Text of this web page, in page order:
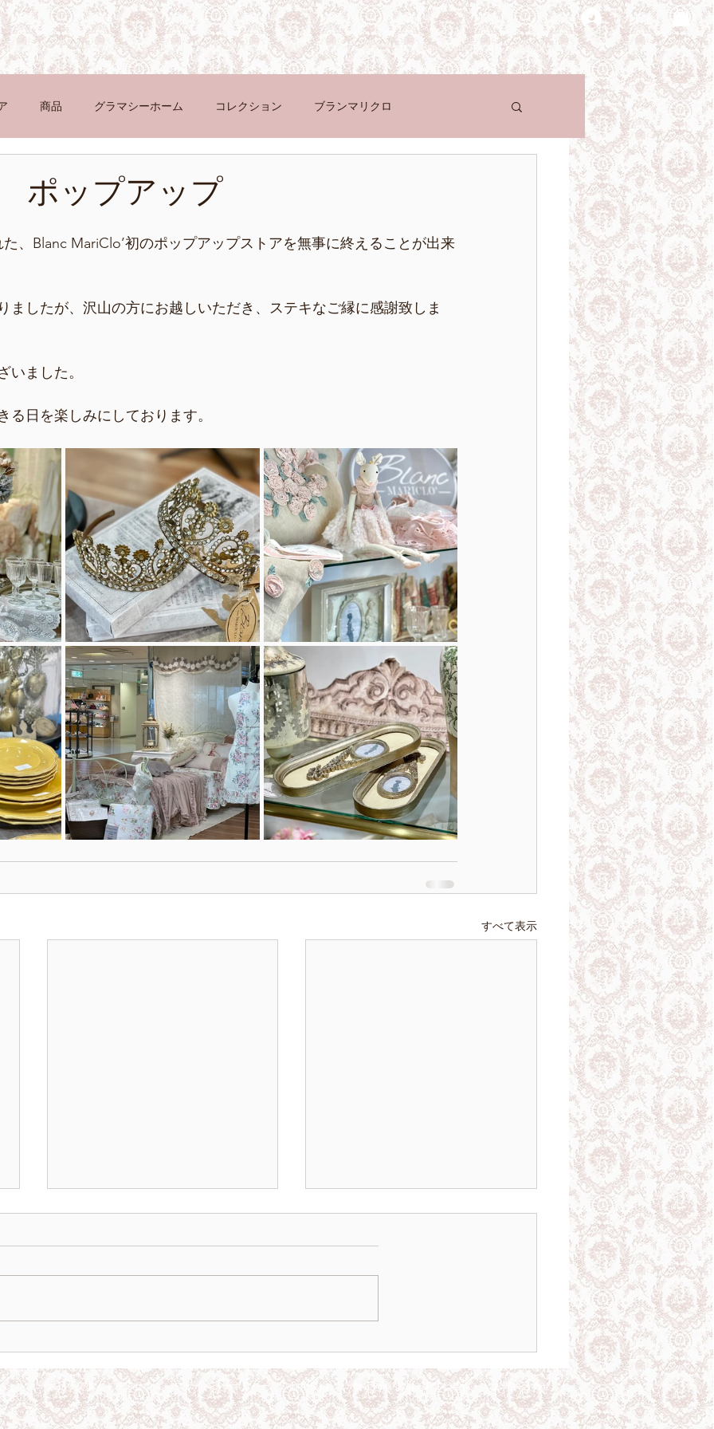
ログイン
ブルウェア ホームテキスタイル ベッド＆バス 雑貨 アート＆デコ Blanc MariClo' Infomation
商品 グラマシーホーム コレクション ブランマリクロ
ポップアップ
、Blanc MariClo’初のポップアップストアを無事に終えることが出来
ましたが、沢山の方にお越しいただき、ステキなご縁に感謝致しま
いました。
る日を楽しみにしております。
すべて表示
らし。
めベッドアイテム5選
て 返品・交換・キャンセル プライバシーポリシー 利用規約 特定商取引法に基づく表示 ​お問い合わせ